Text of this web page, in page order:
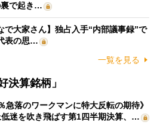
裏で起き…
で大家さん】独占入手“内部議事録”で
表の思…
一覧を見る
決算銘柄」
急落のワークマンに特大反転の期待》
迷を吹き飛ばす第1四半期決算、…